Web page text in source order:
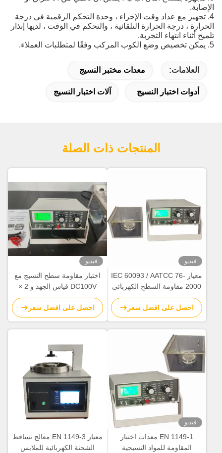
الإصابة.
4. تجهيز مع عداد وقت الإجراء ، وحدة التحكم الرقمية في درجة
الحرارة ، درجة الحرارة التلقائية ، والتحكم في الوقت ، لديها إنذار
تلميح أثناء انتهاء التجربة.
5. يمكن تخصيص وضع الكوب المركب وفقًا لمتطلبات العملاء.
العلامات: معدات مختبر النسيج
أدوات اختبار النسيج آلات اختبار النسيج
المنتجات ذات الصلة
فيديو
معيار IEC 60093 / AATCC 76-
2000 مقاومة السطح الكهربائي
معدات اختبار المنسوجات من
الأقمشة
احصل على افضل سعر
فيديو
اختبار مقاومة سطح النسيج مع
DC100V قياس الجهد و 2 ×
1014Ω قياس المقاومة لامتثال
EN 1149-1 / EN 1149-2 /
AATCC 76 / BS 6524
احصل على افضل سعر
فيديو
EN 1149-1 معدات اختبار
المقاومة للمواد النسيجية
معيار EN 1149-3 معالج تساقط
الشحنة الكهربائية للملابس